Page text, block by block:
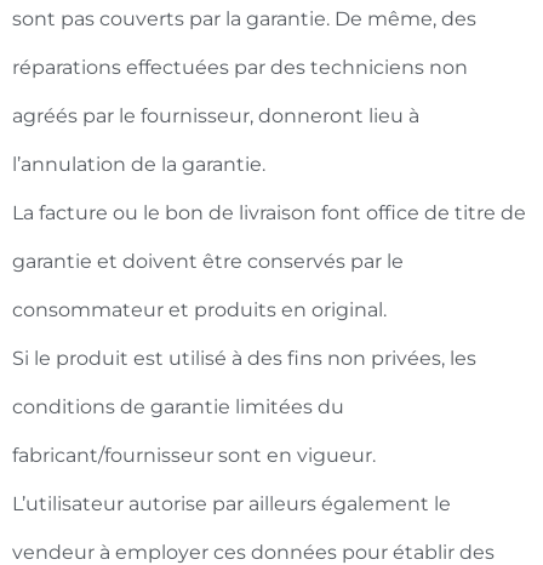
sont pas couverts par la garantie. De même, des
réparations effectuées par des techniciens non
agréés par le fournisseur, donneront lieu à
l’annulation de la garantie.
La facture ou le bon de livraison font office de titre de
garantie et doivent être conservés par le
consommateur et produits en original.
Si le produit est utilisé à des fins non privées, les
conditions de garantie limitées du
fabricant/fournisseur sont en vigueur.
L’utilisateur autorise par ailleurs également le
vendeur à employer ces données pour établir des